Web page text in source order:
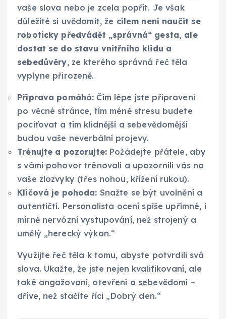
vaše slova nebo je zcela popřít. Je však
důležité si uvědomit, že cílem není naučit se
roboticky předvádět „správná“ gesta, ale
dostat se do stavu vnitřního klidu a
sebedůvěry, ze kterého správná řeč těla
vyplyne přirozeně.
Příprava pomáhá: Čím lépe jste připraveni
po věcné stránce, tím méně stresu budete
pociťovat a tím klidnější a sebevědomější
budou vaše neverbální projevy.
Trénujte a pozorujte: Požádejte přátele, aby
s vámi pohovor trénovali a upozornili vás na
vaše zlozvyky (třes nohou, křížení rukou).
Klíčová je pohoda: Snažte se být uvolnění a
autentičtí. Personalista ocení spíše upřímné, i
mírně nervózní vystupování, než strojený a
umělý „herecký výkon.“
Využijte řeč těla k tomu, abyste potvrdili svá
slova. Ukažte, že jste nejen kvalifikovaní, ale
také angažovaní, otevření a sebevědomí –
dříve, než stačíte říci „Dobrý den.“